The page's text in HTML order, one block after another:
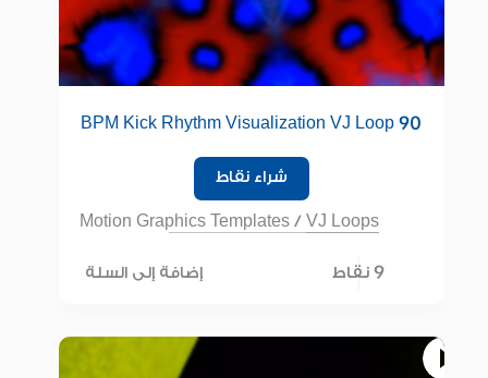
90 BPM Kick Rhythm Visualization VJ Loop
شراء نقاط
Motion Graphics Templates /VJ Loops
9 نقاط إضافة إلى السلة